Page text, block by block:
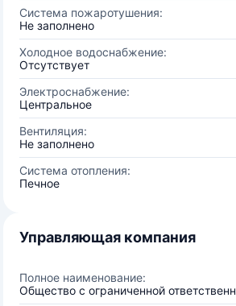
Система пожаротушения:
Не заполнено
Холодное водоснабжение:
Отсутствует
Электроснабжение:
Центральное
Вентиляция:
Не заполнено
Система отопления:
Печное
Управляющая компания
Полное наименование:
Общество с ограниченной